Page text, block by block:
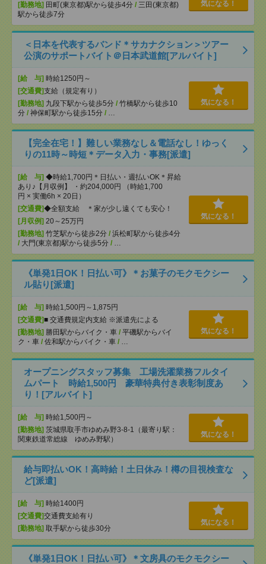
[勤務地] 田町(東京都)駅から徒歩4分 / 三田(東京都)
駅から徒歩7分
気になる！
＜日本を代表するバンド＊サカナクション＞ツアー
公演のサポートバイト＠日本武道館[アルバイト]
[給 与] 時給1250円～
[交通費]支給（規定有り）
[勤務地] 九段下駅から徒歩5分 / 竹橋駅から徒歩10
分 / 神保町駅から徒歩15分 / …
気になる！
【完全在宅！】難しい業務なし＆電話なし！ゆっく
りの11時～時短＊データ入力・事務[派遣]
[給 与] ◆時給1,700円＊日払い・週払いOK＊昇給
あり♪【月収例】 ・約204,000円 （時給1,700
円 × 実働6h × 20日）
[交通費]◆全額支給 ＊家が少し遠くても安心！
[月収例] 20～25万円
[勤務地] 竹芝駅から徒歩2分 / 浜松町駅から徒歩4分
/ 大門(東京都)駅から徒歩5分 / …
気になる！
《単発1日OK！日払い可》＊お菓子のモクモクシー
ル貼り[派遣]
[給 与] 時給1,500円～1,875円
[交通費]■ 交通費規定内支給 ※派遣先による
[勤務地] 勝田駅からバイク・車 / 平磯駅からバイ
ク・車 / 佐和駅からバイク・車 / …
気になる！
オープニングスタッフ募集 工場洗濯業務フルタイ
ムパート 時給1,500円 豪華特典付き表彰制度あ
り！[アルバイト]
[給 与] 時給1,500円～
[勤務地] 茨城県取手市ゆめみ野3-8-1（最寄り駅：
関東鉄道常総線 ゆめみ野駅）
気になる！
給与即払いOK！高時給！土日休み！樽の目視検査な
ど[派遣]
[給 与] 時給1400円
[交通費]交通費支給有り
[勤務地] 取手駅から徒歩30分
気になる！
《単発1日OK！日払い可》＊文房具のモクモクシー